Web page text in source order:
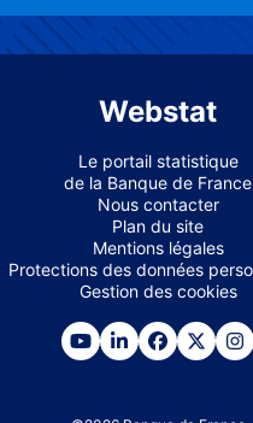
Webstat
Le portail statistique
de la Banque de France
Nous contacter
Plan du site
Mentions légales
Protections des données
Gestion des cookies